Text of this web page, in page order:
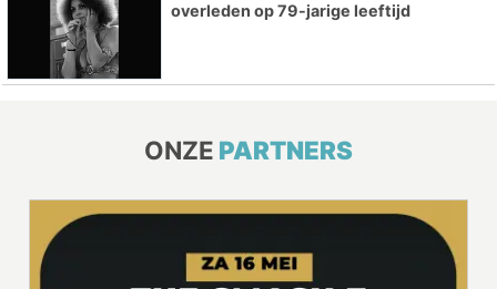
overleden op 79-jarige leeftijd
ONZE PARTNERS